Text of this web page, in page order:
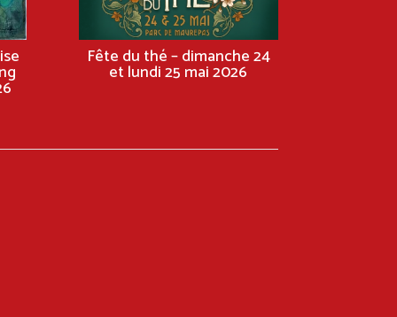
Fête du thé – dimanche 24
et lundi 25 mai 2026